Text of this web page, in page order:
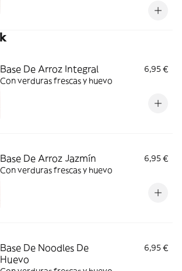
Base De Arroz Integral
6,95 €
Con verduras frescas y huevo
Base De Arroz Jazmín
6,95 €
Con verduras frescas y huevo
Base De Noodles De
Huevo
6,95 €